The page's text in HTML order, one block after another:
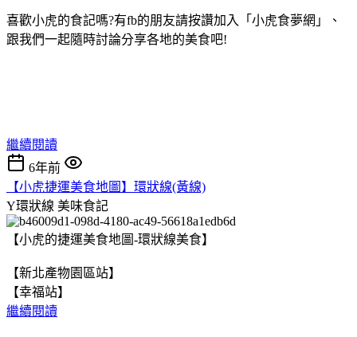
喜歡小虎的食記嗎?有fb的朋友請按讚加入「小虎食夢網」、
跟我們一起隨時討論分享各地的美食吧!
繼續閱讀
6年前
【小虎捷運美食地圖】環狀線(黃線)
Y環狀線 美味食記
【小虎的捷運美食地圖-環狀線美食】
【新北產物園區站】
【幸福站】
繼續閱讀